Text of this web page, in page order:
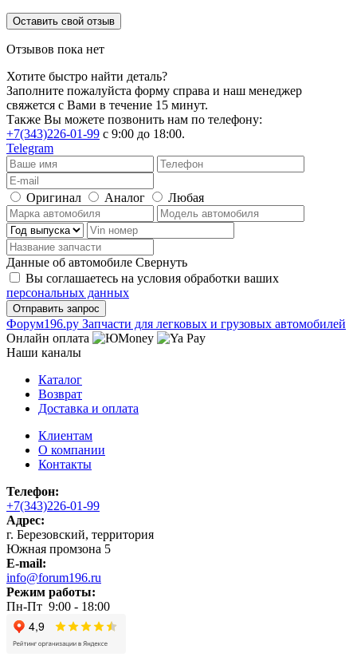
Оставить свой отзыв
Отзывов пока нет
Хотите быстро найти деталь?
Заполните пожалуйста форму справа и наш менеджер
свяжется с Вами в течение 15 минут.
Также Вы можете позвонить нам по телефону:
+7(343)226-01-99 с 9:00 до 18:00.
Telegram
Оригинал Аналог Любая
Данные об автомобиле Свернуть
Вы соглашаетесь на условия обработки ваших
персональных данных
Фoрум196.ру Запчасти для легковых и грузовых автомобилей
Онлайн оплата
Наши каналы
Каталог
Возврат
Доставка и оплата
Клиентам
О компании
Контакты
Телефон:
+7(343)226-01-99
Адрес:
г. Березовский, территория
Южная промзона 5
E-mail:
info@forum196.ru
Режим работы:
Пн-Пт 9:00 - 18:00